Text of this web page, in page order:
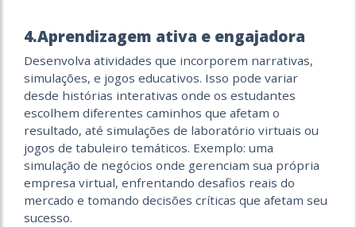
4.Aprendizagem ativa e engajadora
Desenvolva atividades que incorporem narrativas,
simulações, e jogos educativos. Isso pode variar
desde histórias interativas onde os estudantes
escolhem diferentes caminhos que afetam o
resultado, até simulações de laboratório virtuais ou
jogos de tabuleiro temáticos. Exemplo: uma
simulação de negócios onde gerenciam sua própria
empresa virtual, enfrentando desafios reais do
mercado e tomando decisões críticas que afetam seu
sucesso.